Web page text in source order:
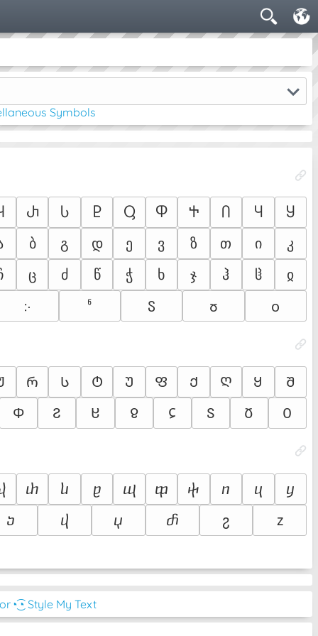
Symbols
Ⴐ Ⴑ Ⴒ Ⴓ Ⴔ Ⴕ Ⴖ Ⴗ
Ⴘ
ბ გ დ ე ვ ზ თ ი
კ
ც ძ წ ჭ ხ ჯ ჰ ჱ
ჲ
჻ ჼ ჽ ჾ ჿ
Რ Ს Ტ Უ Ფ Ქ Ღ Ყ
Შ
Ჶ Ჷ Ჸ Ჹ Ჺ Ჽ Ჾ Ჿ
ⴐ ⴑ ⴒ ⴓ ⴔ ⴕ ⴖ ⴗ
ⴘ
ⴢ ⴣ ⴤ ⴥ ⴧ ⴭ
◔͜͡◔ Style My Text